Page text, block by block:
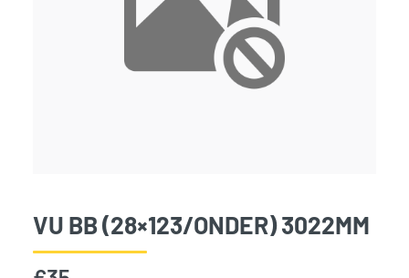
VU BB (28×123/ONDER) 3022MM